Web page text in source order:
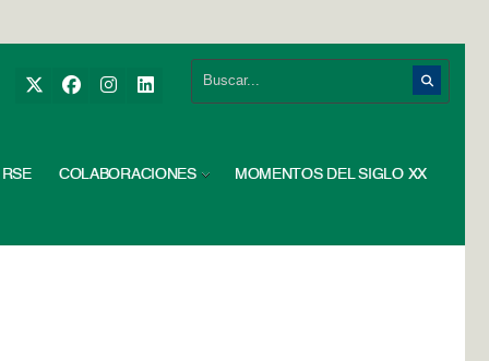
RSE COLABORACIONES MOMENTOS DEL SIGLO XX